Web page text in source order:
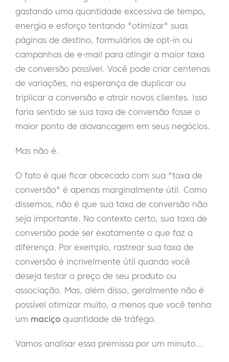
gastando uma quantidade excessiva de tempo,
energia e esforço tentando "otimizar" suas
páginas de destino, formulários de opt-in ou
campanhas de e-mail para atingir a maior taxa
de conversão possível. Você pode criar centenas
de variações, na esperança de duplicar ou
triplicar a conversão e atrair novos clientes. Isso
faria sentido se sua taxa de conversão fosse o
maior ponto de alavancagem em seus negócios.
Mas não é.
O fato é que ficar obcecado com sua "taxa de
conversão" é apenas marginalmente útil. Como
dissemos, não é que sua taxa de conversão não
seja importante. No contexto certo, sua taxa de
conversão pode ser exatamente o que faz a
diferença. Por exemplo, rastrear sua taxa de
conversão é incrivelmente útil quando você
deseja testar o preço de seu produto ou
associação. Mas, além disso, geralmente não é
possível otimizar muito, a menos que você tenha
um maciço quantidade de tráfego.
Vamos analisar essa premissa por um minuto...